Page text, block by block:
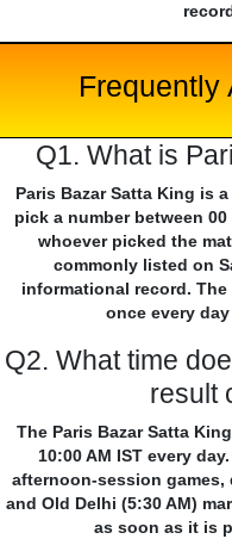
Frequently
Q1. What is
Paris Bazar Satta King is
pick a number between
whoever picked the
commonly listed on
informational record.
once every
Q2. What time
result
The Paris Bazar Satta
10:00 AM IST every
afternoon-session games,
and Old Delhi (5:30 AM)
as soon as it is